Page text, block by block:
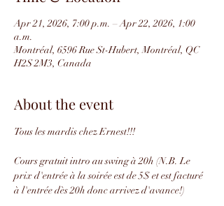
Apr 21, 2026, 7:00 p.m. – Apr 22, 2026, 1:00
a.m.
Montréal, 6596 Rue St-Hubert, Montréal, QC
H2S 2M3, Canada
About the event
Tous les mardis chez Ernest!!!
Cours gratuit intro au swing à 20h (N.B. Le
prix d'entrée à la soirée est de 5$ et est facturé
à l'entrée dès 20h donc arrivez d'avance!)